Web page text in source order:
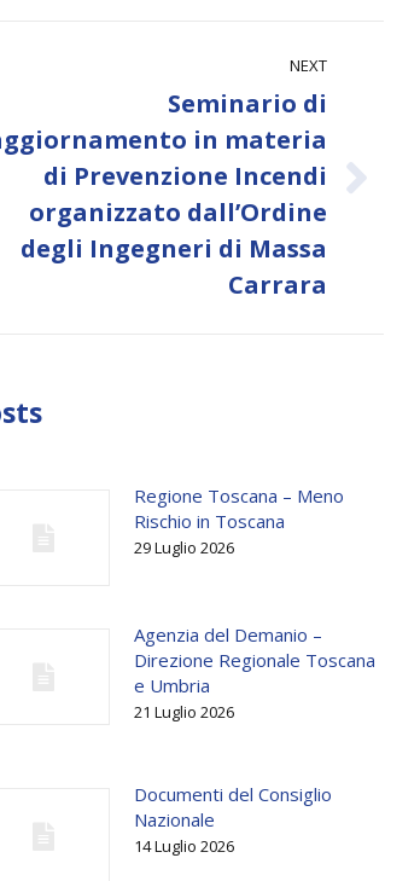
NEXT
Seminario di
in materia
di Prevenzione Incendi
organizzato dall’Ordine
degli Ingegneri di Massa
Carrara
Regione Toscana – Meno
Rischio in Toscana
29 Luglio 2026
Agenzia del Demanio –
Direzione Regionale Toscana
e Umbria
21 Luglio 2026
Documenti del Consiglio
Nazionale
14 Luglio 2026